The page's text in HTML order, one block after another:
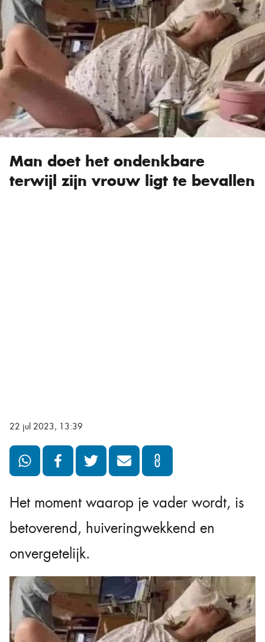
Man doet het ondenkbare
terwijl zijn vrouw ligt te bevallen
22 jul 2023, 13:39
Het moment waarop je vader wordt, is
betoverend, huiveringwekkend en
onvergetelijk.